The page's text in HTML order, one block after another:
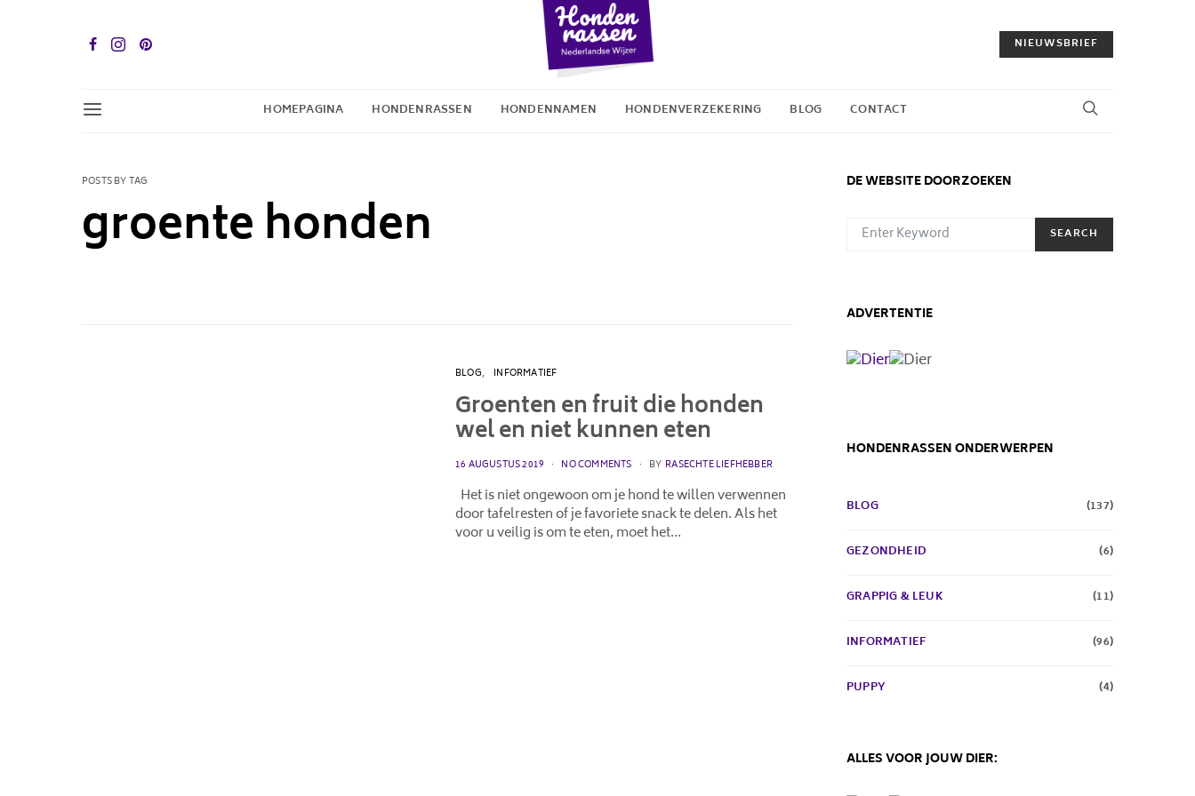
NIEUWSBRIEF
HOMEPAGINA HONDENRASSEN HONDENNAMEN HONDENVERZEKERING BLOG CONTACT
POSTS BY TAG
groente honden
BLOG INFORMATIEF
Groenten en fruit die honden
wel en niet kunnen eten
POSTED
16 AUGUSTUS 2019 NO COMMENTS BY RASECHTE LIEFHEBBER
Het is niet ongewoon om je hond te willen verwennen
door tafelresten of je favoriete snack te delen. Als het
voor u veilig is om te eten, moet het…
DE WEBSITE DOORZOEKEN
SEARCH FOR:
SEARCH
ADVERTENTIE
HONDENRASSEN ONDERWERPEN
BLOG (137)
GEZONDHEID (6)
GRAPPIG & LEUK (11)
INFORMATIEF (96)
PUPPY (4)
ALLES VOOR JOUW DIER: